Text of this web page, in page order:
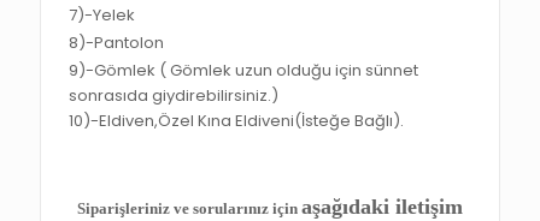
7)-Yelek
8)-Pantolon
9)-Gömlek ( Gömlek uzun olduğu için sünnet
sonrasıda giydirebilirsiniz.)
10)-Eldiven,Özel Kına Eldiveni(İsteğe Bağlı).
Siparişleriniz ve sorularınız için aşağıdaki iletişim